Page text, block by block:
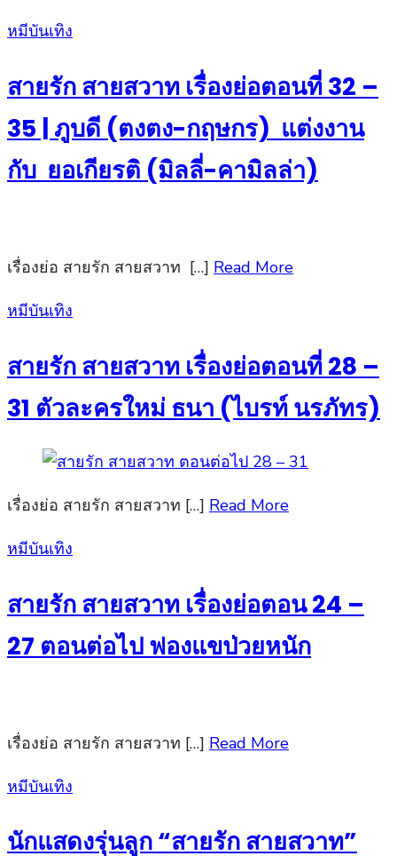
Posted
หมีบันเทิง
สายรัก สายสวาท เรื่องย่อตอนที่ 32 –
35 | ภูบดี (ตงตง-กฤษกร) แต่งงาน
กับ ยอเกียรติ (มิลลี่-คามิลล่า)
เรื่องย่อ สายรัก สายสวาท […] Read More
Posted
หมีบันเทิง
สายรัก สายสวาท เรื่องย่อตอนที่ 28 –
31 ตัวละครใหม่ ธนา (ไบรท์ นรภัทร)
เรื่องย่อ สายรัก สายสวาท […] Read More
Posted
หมีบันเทิง
สายรัก สายสวาท เรื่องย่อตอน 24 –
27 ตอนต่อไป ฟองแขป่วยหนัก
เรื่องย่อ สายรัก สายสวาท […] Read More
Posted
หมีบันเทิง
นักแสดงรุ่นลูก “สายรัก สายสวาท”